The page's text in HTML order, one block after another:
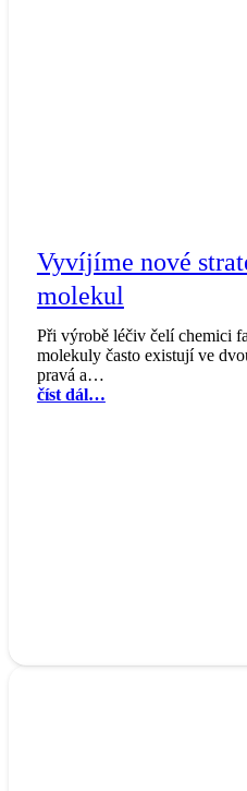
Vyvíjíme nové
molekul
Při výrobě léčiv čelí chemici
molekuly často existují ve
pravá a…
číst dál…